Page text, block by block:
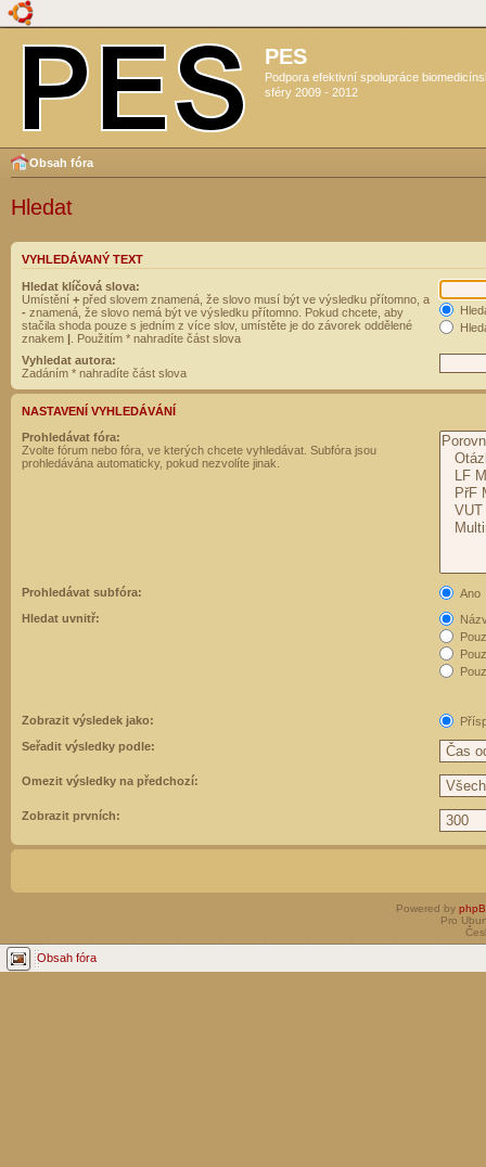
PES
Podpora efektivní spolupráce
sféry 2009 - 2012
Obsah fóra
Hledat
VYHLEDÁVANÝ TEXT
Hledat klíčová slova:
Umístění + před slovem znamená, že slovo musí být ve výsledku přítomno, a
- znamená, že slovo nemá být ve výsledku přítomno. Pokud chcete, aby
stačila shoda pouze s jedním z více slov, umístěte je do závorek oddělené
znakem | . Použitím * nahradíte část slova
Vyhledat autora:
Zadáním * nahradíte část slova
NASTAVENÍ VYHLEDÁVÁNÍ
Prohledávat fóra:
Zvolte fórum nebo fóra, ve kterých chcete vyhledávat. Subfóra jsou
prohledávána automaticky, pokud nezvolíte jinak.
Prohledávat subfóra:
Ano
Hledat uvnitř:
Zobrazit výsledek jako:
Seřadit výsledky podle:
Omezit výsledky na předchozí:
Zobrazit prvních:
Powered by
Pro
Obsah fóra